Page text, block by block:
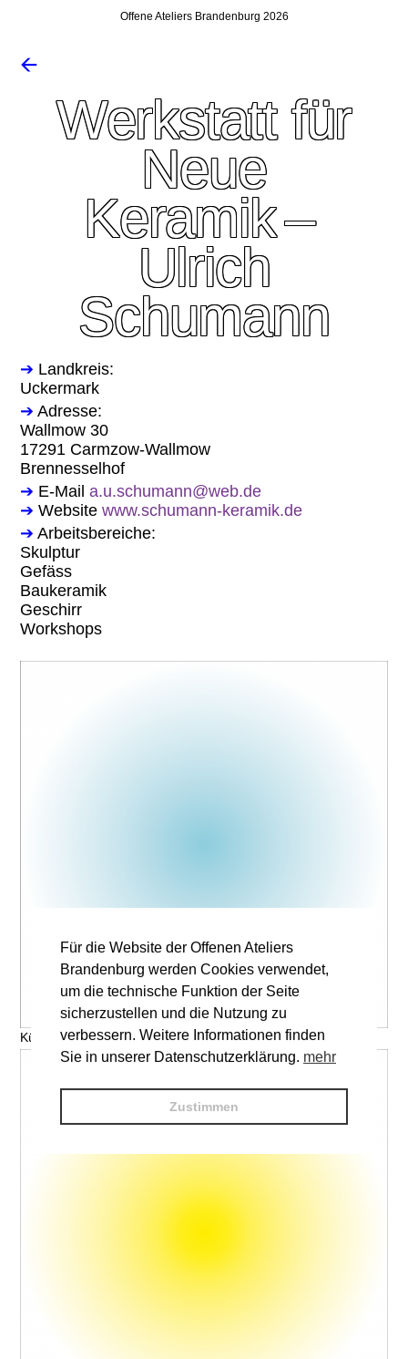
Offene Ateliers Brandenburg 2026
🡨
Werkstatt für
Neue
Keramik –
Ulrich
Schumann
➔ Landkreis:
Uckermark
➔ Adresse:
Wallmow 30
17291 Carmzow-Wallmow
Brennesselhof
➔ E-Maila.u.schumann@web.de
➔ Websitewww.schumann-keramik.de
➔ Arbeitsbereiche:
Skulptur
Gefäss
Baukeramik
Geschirr
Workshops
Künstler, Titel © V. Name
Für die Website der Offenen Ateliers
Brandenburg werden Cookies verwendet,
um die technische Funktion der Seite
sicherzustellen und die Nutzung zu
verbessern. Weitere Informationen finden
Sie in unserer Datenschutzerklärung. mehr
Zustimmen